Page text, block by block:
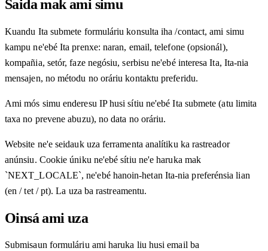
Saida mak ami simu
Kuandu Ita submete formuláriu konsulta iha /contact, ami simu
kampu ne'ebé Ita prenxe: naran, email, telefone (opsionál),
kompañia, setór, faze negósiu, serbisu ne'ebé interesa Ita, Ita-nia
mensajen, no métodu no oráriu kontaktu preferidu.
Ami mós simu enderesu IP husi sítiu ne'ebé Ita submete (atu limita
taxa no prevene abuzu), no data no oráriu.
Website ne'e seidauk uza ferramenta analítiku ka rastreador
anúnsiu. Cookie úniku ne'ebé sítiu ne'e haruka mak
`NEXT_LOCALE`, ne'ebé hanoin-hetan Ita-nia preferénsia lian
(en / tet / pt). La uza ba rastreamentu.
Oinsá ami uza
Submisaun formuláriu ami haruka liu husi email ba